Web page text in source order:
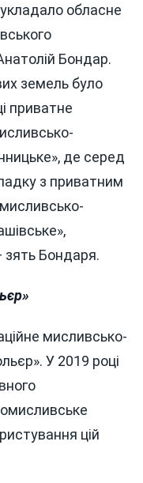
обласне
Бондар.
земель було
приватне
де серед
з приватним
зять Бондаря.
мисливсько-
У 2019 році
цій